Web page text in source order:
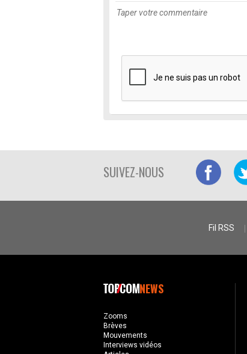
SUIVEZ-NOUS
Fil RSS
NEWS
Zooms
Brèves
Mouvements
Interviews vidéos